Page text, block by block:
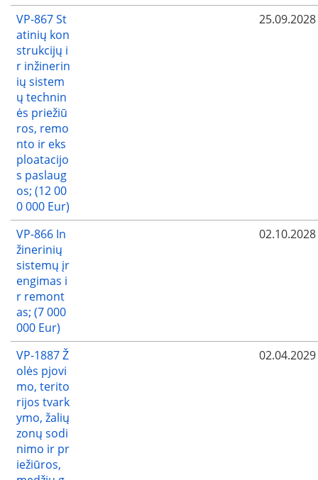
VP-867 St
atinių kon
strukcijų i
r inžinerin
ių sistem
ų technin
ės priežiū
ros, remo
nto ir eks
ploatacijo
s paslaug
os; (12 00
0 000 Eur)
25.09.2028
VP-866 In
žinerinių
sistemų įr
engimas i
r remont
as; (7 000
000 Eur)
02.10.2028
VP-1887 Ž
olės pjovi
mo, terito
rijos tvark
ymo, žalių
zonų sodi
nimo ir pr
iežiūros,
02.04.2029